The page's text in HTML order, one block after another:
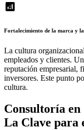
analytics
Fortalecimiento de la marca y
La cultura
empleados y clientes.
reputación empresarial,
inversores. Este punto
cultura.
Consultoría
La Clave para